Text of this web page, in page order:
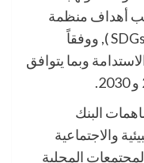
أهداف منظمة
الأمم المتحدة للتنمية المستدامة (SDGs ), ووفقاً
وبما يتوافق
البنك
والاجتماعية
المحلية